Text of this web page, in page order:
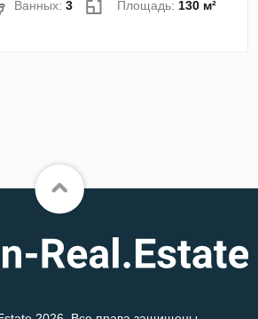
Ванных:3 Площадь: 130 м²